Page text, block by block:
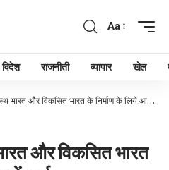
Aa
विदेश राजनीती व्यापार खेल
और विकसित भारत के निर्माण के लिये आगे बढ़ें: मुर्मू
और विकसित भारत